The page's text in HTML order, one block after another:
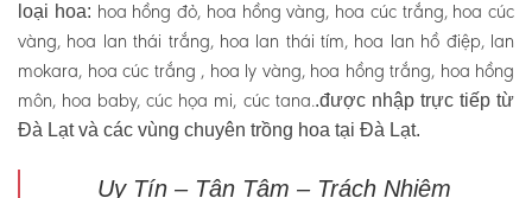
loại hoa: hoa hồng đỏ, hoa hồng vàng, hoa cúc trắng, hoa cúc
vàng, hoa lan thái trắng, hoa lan thái tím, hoa lan hồ điệp, lan
mokara, hoa cúc trắng , hoa ly vàng, hoa hồng trắng, hoa hồng
môn, hoa baby, cúc họa mi, cúc tana..được nhập trực tiếp từ
Đà Lạt và các vùng chuyên trồng hoa tại Đà Lạt.
Uy Tín – Tận Tậm – Trách Nhiệm